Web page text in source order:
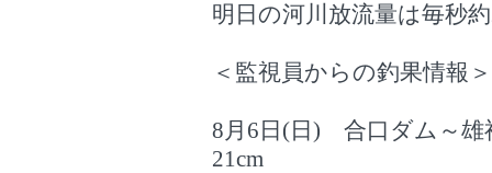
明日の河川放流量は毎秒
＜監視員からの釣果情報＞
8月6日(日) 合口ダム～
21cm